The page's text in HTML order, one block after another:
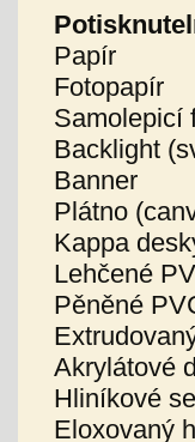
Papír
Fotopapír
Samolepicí
Backlight
Banner
Plátno
Kappa
Lehčené
Pěněné
Akrylátové
Hliníkové
Eloxovaný